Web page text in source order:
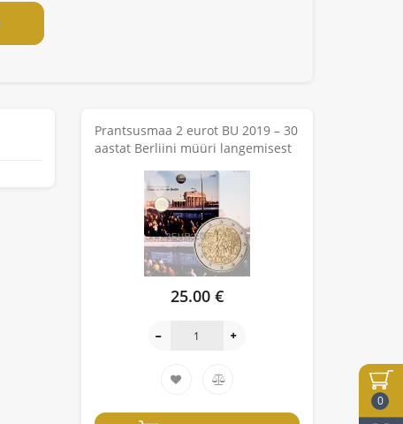
0
Prantsusmaa 2 eurot BU 2019 – 30
aastat Berliini müüri langemisest
25.00 €